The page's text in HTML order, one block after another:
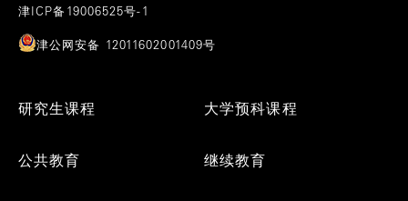
津ICP备19006525号-1
津公网安备 12011602001409号
Footer
研究生课程 大学预科课程
公共教育 继续教育